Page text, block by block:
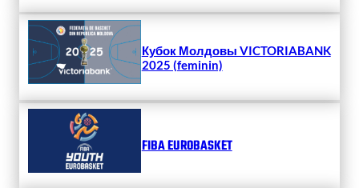
Кубок Молдовы VICTORIABANK
2025 (feminin)
FIBA EUROBASKET